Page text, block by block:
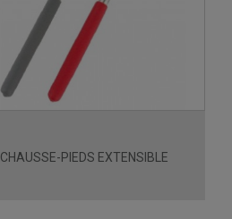
CHAUSSE-PIEDS EXTENSIBLE